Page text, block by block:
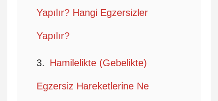
Yapılır? Hangi Egzersizler
Yapılır?
Hamilelikte (Gebelikte)
Egzersiz Hareketlerine Ne